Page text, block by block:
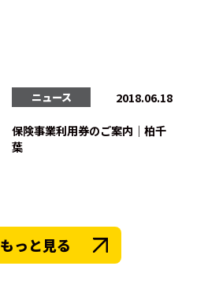
ニュース 2018.06.18
保険事業利用券のご案内｜柏千
葉
もっと見る